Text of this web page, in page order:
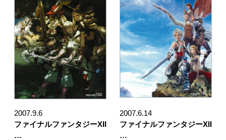
2007.9.6
ファイナルファンタジーXII
…
2007.6.14
ファイナルファンタジーXII
…